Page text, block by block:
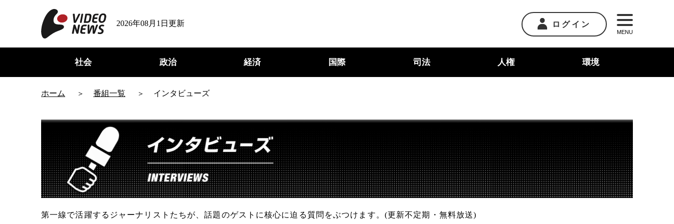
2026年08月1日更新 ログイン
MENU
社会 政治 経済 国際 司法 人権 環境
ホーム 番組一覧 インタビューズ
第一線で活躍するジャーナリストたちが、話題のゲストに核心に迫る質問をぶつけます。(更新不定期・無料放送)